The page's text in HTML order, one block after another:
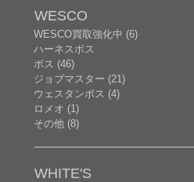
WESCO
WESCO買取強化中 (6)
ハーネスボス
ボス (46)
ジョブマスター (21)
ウェスタンボス (4)
ロメオ (1)
その他 (8)
WHITE'S